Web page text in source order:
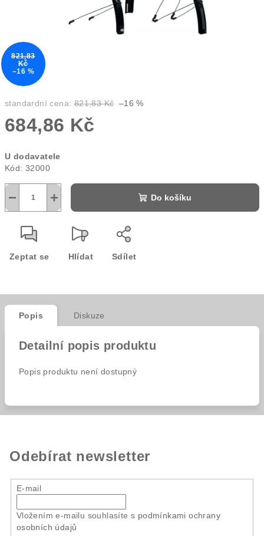
standardní cena: 821,83 Kč –16 %
684,86 Kč
cena:
U dodavatele
Kód: 32000
+
− Do košíku
Zeptat se Hlídat Sdílet
821,83
Kč
–16 %
Popis Diskuze
Detailní popis produktu
Popis produktu není dostupný
Odebírat newsletter
E-mail
Vložením e-mailu souhlasíte s podmínkami ochrany
osobních údajů